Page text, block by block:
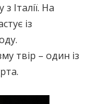
Італії. На
із
твір – один із